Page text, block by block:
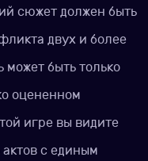
сюжет должен быть
двух и более
может быть только
оцененном
игре вы видите
с единым